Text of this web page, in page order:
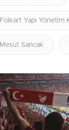
Folkart Yapı Yönetim
Mesut Sancak